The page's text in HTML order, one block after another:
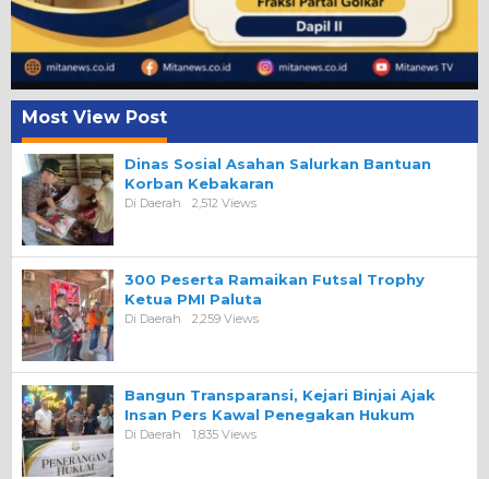
Most View Post
Dinas Sosial Asahan Salurkan Bantuan
Korban Kebakaran
Di Daerah 2,512 Views
300 Peserta Ramaikan Futsal Trophy
Ketua PMI Paluta
Di Daerah 2,259 Views
Bangun Transparansi, Kejari Binjai Ajak
Insan Pers Kawal Penegakan Hukum
Di Daerah 1,835 Views